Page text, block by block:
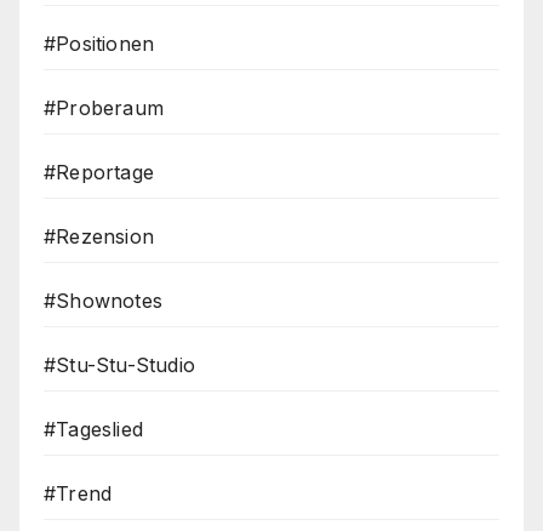
#Positionen
#Proberaum
#Reportage
#Rezension
#Shownotes
#Stu-Stu-Studio
#Tageslied
#Trend